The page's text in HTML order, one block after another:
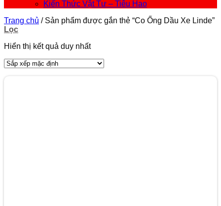
Kiến Thức Vật Tư – Tiêu Hao
Trang chủ /Sản phẩm được gắn thẻ “Co Ống Dầu Xe Linde”
Lọc
Hiển thị kết quả duy nhất